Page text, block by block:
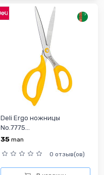
Deli Ergo ножницы
No.7775...
35 man
0 отзыв(ов)